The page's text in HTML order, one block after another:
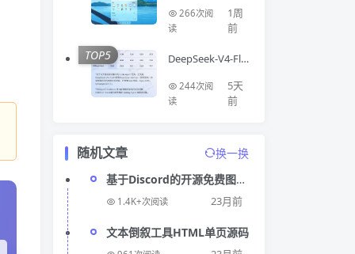
entOS
266次阅
读
1周
前
TOP5
DeepSeek-V4-Fla
线公测
244次阅
读
5天
前
随机文章
换一换
基于Discord的开源免费图床
discord-image
1.4K+次阅读 23月前
文本倒叙工具HTML单页源码